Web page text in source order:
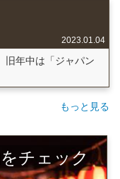
2023.01.04
旧年中は「ジャパン
もっと見る
チェック